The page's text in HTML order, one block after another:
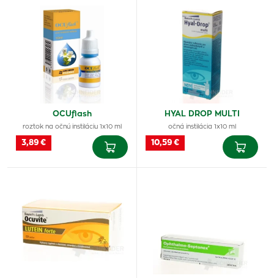
OCUflash
roztok na očnú instiláciu 1x10 ml
3,89 €
HYAL DROP MULTI
očná instilácia 1x10 ml
10,59 €